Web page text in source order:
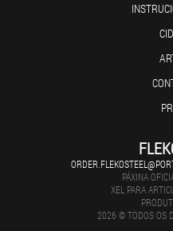
PÁXINA
XEL PARA
2026 © TODOS OS